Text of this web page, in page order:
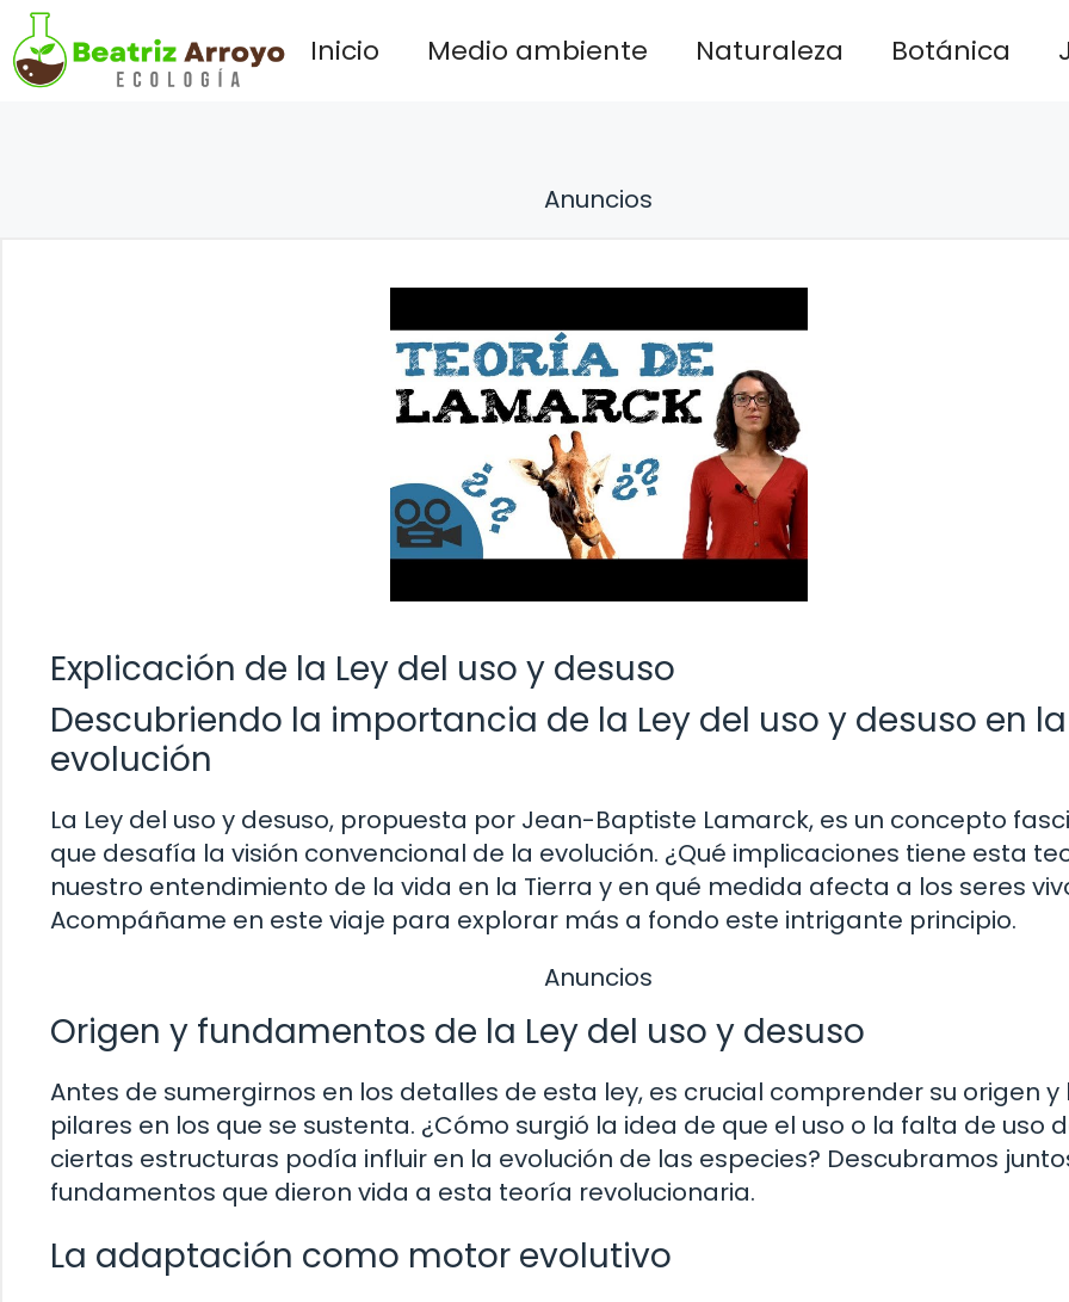
Saltar
al
contenido
Inicio Medio ambiente Naturaleza Botánica
Anuncios
Explicación de la Ley del uso y desuso
Descubriendo la importancia de la Ley del uso y desuso en la
evolución
La Ley del uso y desuso, propuesta por Jean-Baptiste Lamarck, es un concepto
que desafía la visión convencional de la evolución. ¿Qué implicaciones tiene esta
nuestro entendimiento de la vida en la Tierra y en qué medida afecta a los seres
Acompáñame en este viaje para explorar más a fondo este intrigante principio.
Anuncios
Origen y fundamentos de la Ley del uso y desuso
Antes de sumergirnos en los detalles de esta ley, es crucial comprender su origen y
pilares en los que se sustenta. ¿Cómo surgió la idea de que el uso o la falta de uso
ciertas estructuras podía influir en la evolución de las especies? Descubramos
fundamentos que dieron vida a esta teoría revolucionaria.
La adaptación como motor evolutivo